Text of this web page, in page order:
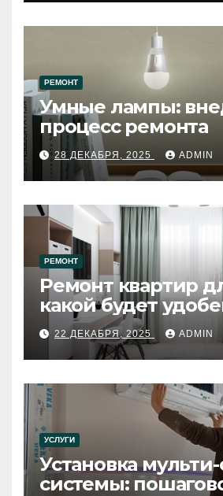
РЕМОНТ
Умные лампы:
процесс ремонта
28 ДЕКАБРЯ, 2025 ADMIN
РЕМОНТ
Ремонт квартир
какой будет
22 ДЕКАБРЯ, 2025 ADMIN
УСЛУГИ
Установка
системы: